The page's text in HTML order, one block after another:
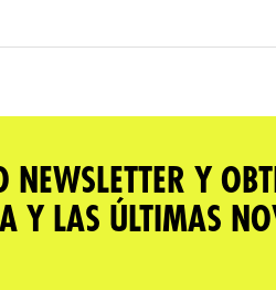
NEWSLETTER Y
Y LAS ÚLTIMAS